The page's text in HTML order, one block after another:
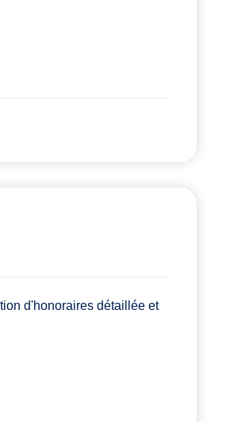
d'honoraires détaillée et